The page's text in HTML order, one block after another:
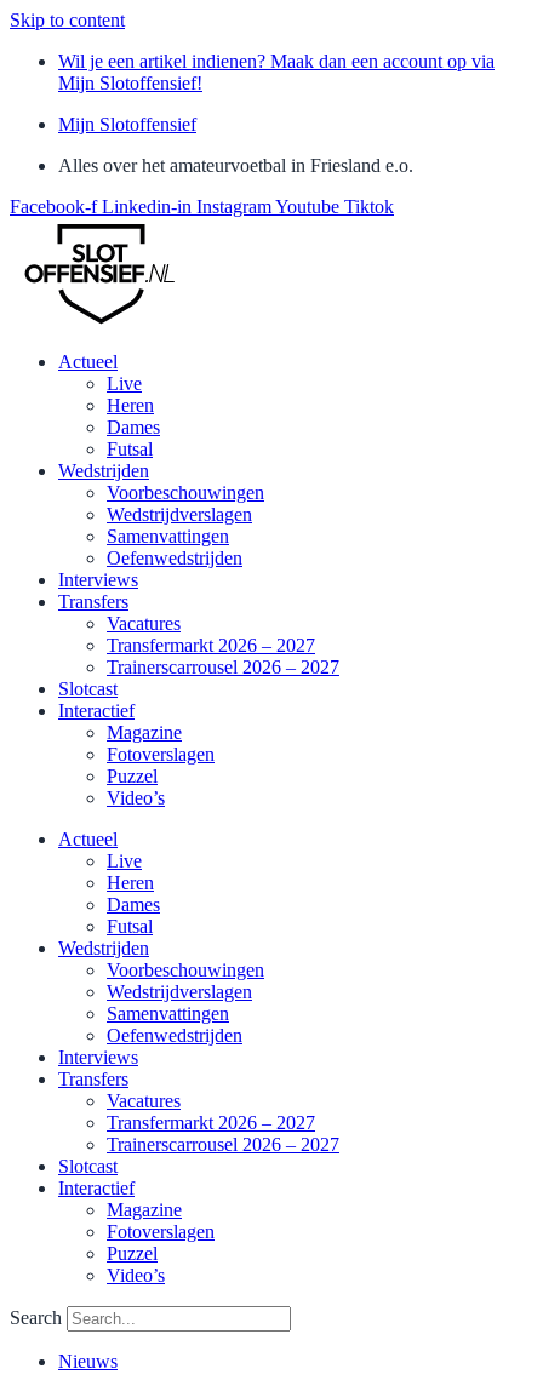
Skip to content
Wil je een artikel indienen? Maak dan een account op via
Mijn Slotoffensief!
Mijn Slotoffensief
Alles over het amateurvoetbal in Friesland e.o.
Facebook-f Linkedin-in InstagramYoutube Tiktok
Actueel
Live
Heren
Dames
Futsal
Wedstrijden
Voorbeschouwingen
Wedstrijdverslagen
Samenvattingen
Oefenwedstrijden
Interviews
Transfers
Vacatures
Transfermarkt 2026 – 2027
Trainerscarrousel 2026 – 2027
Slotcast
Interactief
Magazine
Fotoverslagen
Puzzel
Video’s
Actueel
Live
Heren
Dames
Futsal
Wedstrijden
Voorbeschouwingen
Wedstrijdverslagen
Samenvattingen
Oefenwedstrijden
Interviews
Transfers
Vacatures
Transfermarkt 2026 – 2027
Trainerscarrousel 2026 – 2027
Slotcast
Interactief
Magazine
Fotoverslagen
Puzzel
Video’s
Search
Nieuws